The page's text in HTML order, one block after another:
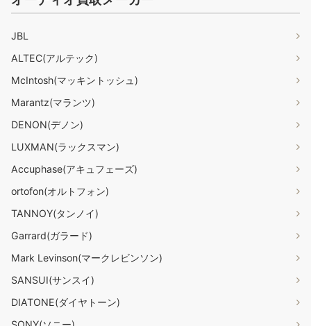
JBL
ALTEC(アルテック)
McIntosh(マッキントッシュ)
Marantz(マランツ)
DENON(デノン)
LUXMAN(ラックスマン)
Accuphase(アキュフェーズ)
ortofon(オルトフォン)
TANNOY(タンノイ)
Garrard(ガラード)
Mark Levinson(マークレビンソン)
SANSUI(サンスイ)
DIATONE(ダイヤトーン)